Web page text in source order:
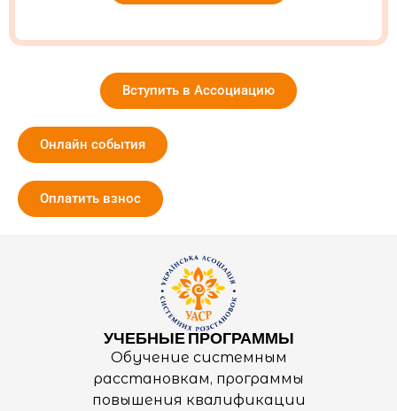
Вступить в Ассоциацию
Онлайн события
Оплатить взнос
УЧЕБНЫЕ ПРОГРАММЫ
Обучение системным
расстановкам, программы
повышения квалификации